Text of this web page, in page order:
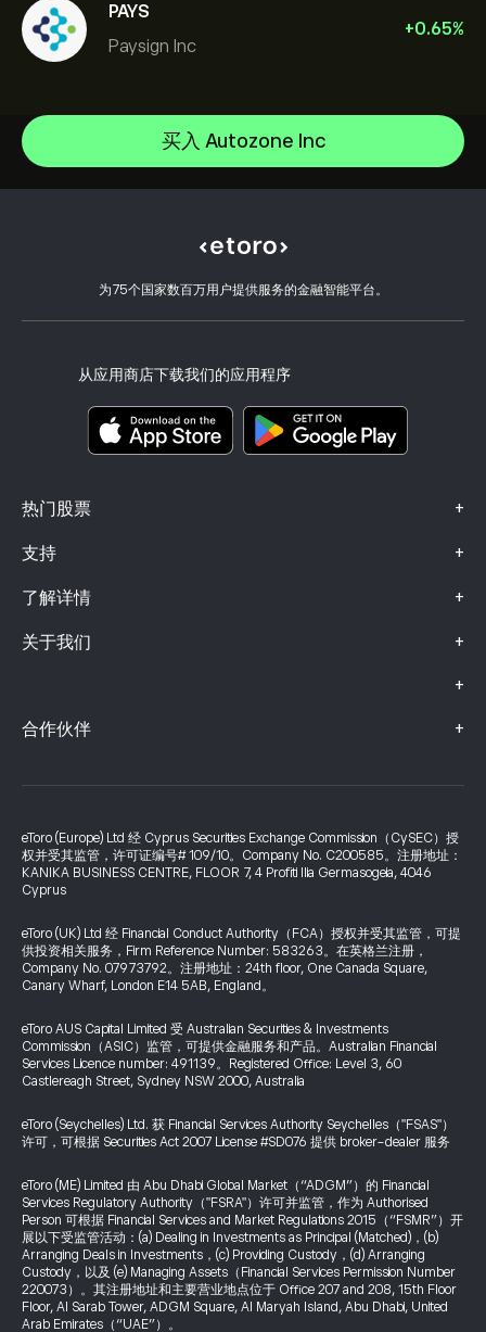
PAYS
Paysign Inc
+0.65%
买入 Autozone Inc
为75个国家数百万用户提供服务的金融智能平台。
从应用商店下载我们的应用程序
热门股票 +
NVIDIA Corporation
Microsoft
Apple
支持 +
如何入金
如何出金
开设账户
客户端漏洞
了解详情 +
CopyTrading 简介
负责任交易
eToro Academy
关于我们 +
选择 eToro 的理由
我们的办事处
+
风险披露
关键信息文档
投诉信息（FCA 客户）
合作伙伴 +
投资保险
eToro (Europe) Ltd 经 Cyprus Securities Exchange Commission（CySEC）授
权并受其监管，许可证编号# 109/10。Company No. C200585。注册地址：
KANIKA BUSINESS CENTRE, FLOOR 7, 4 Profiti Ilia Germasogeia, 4046
Cyprus
eToro (UK) Ltd 经 Financial Conduct Authority（FCA）授权并受其监管，可提
供投资相关服务，Firm Reference Number: 583263。在英格兰注册，
Company No. 07973792。注册地址：24th floor, One Canada Square,
Canary Wharf, London E14 5AB, England。
eToro AUS Capital Limited 受 Australian Securities & Investments
Commission（ASIC）监管，可提供金融服务和产品。Australian Financial
Services Licence number: 491139。Registered Office: Level 3, 60
Castlereagh Street, Sydney NSW 2000, Australia
eToro (Seychelles) Ltd. 获 Financial Services Authority Seychelles（"FSAS"）
许可，可根据 Securities Act 2007 License #SD076 提供 broker-dealer 服务
eToro (ME) Limited 由 Abu Dhabi Global Market（“ADGM”）的 Financial
Services Regulatory Authority（"FSRA"）许可并监管，作为 Authorised
Person 可根据 Financial Services and Market Regulations 2015（“FSMR”）开
展以下受监管活动：(a) Dealing in Investments as Principal (Matched)，(b)
Arranging Deals in Investments，(c) Providing Custody，(d) Arranging
Custody，以及 (e) Managing Assets（Financial Services Permission Number
220073）。其注册地址和主要营业地点位于 Office 207 and 208, 15th Floor
Floor, Al Sarab Tower, ADGM Square, Al Maryah Island, Abu Dhabi, United
Arab Emirates（“UAE”）。